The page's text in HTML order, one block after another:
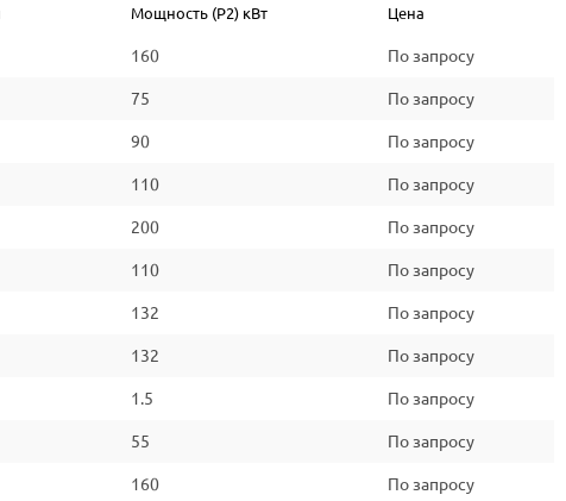
Мощность (P2) кВт Цена
160 По запросу
75 По запросу
90 По запросу
110 По запросу
200 По запросу
110 По запросу
132 По запросу
132 По запросу
1.5 По запросу
55 По запросу
160 По запросу